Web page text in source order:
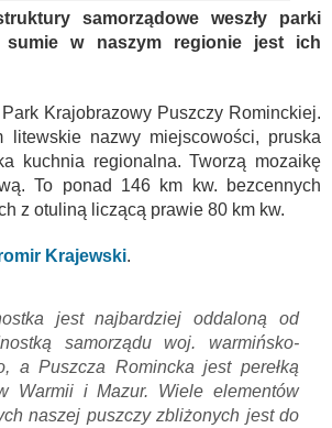
samorządowe weszły parki
sumie w naszym regionie jest ich
Krajobrazowy Puszczy Rominckiej.
litewskie nazwy miejscowości, pruska
kuchnia regionalna. Tworzą mozaikę
To ponad 146 km kw. bezcennych
z otuliną liczącą prawie 80 km kw.
Krajewski.
jest najbardziej oddaloną od
samorządu woj. warmińsko-
a Puszcza Romincka jest perełką
Warmii i Mazur. Wiele elementów
naszej puszczy zbliżonych jest do